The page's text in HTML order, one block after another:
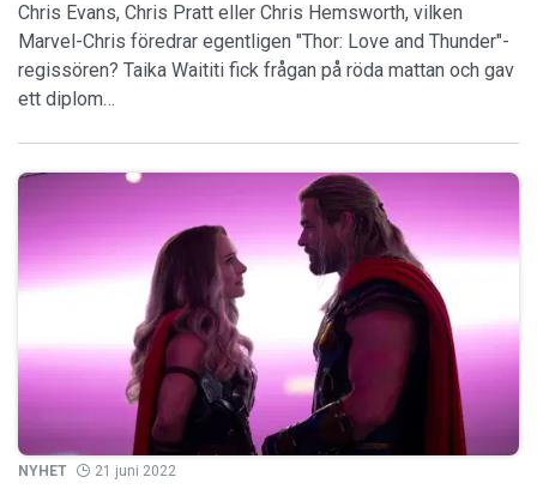
Chris Evans, Chris Pratt eller Chris Hemsworth, vilken
Marvel-Chris föredrar egentligen "Thor: Love and Thunder"-
regissören? Taika Waititi fick frågan på röda mattan och gav
ett diplom…
NYHET 21 juni 2022